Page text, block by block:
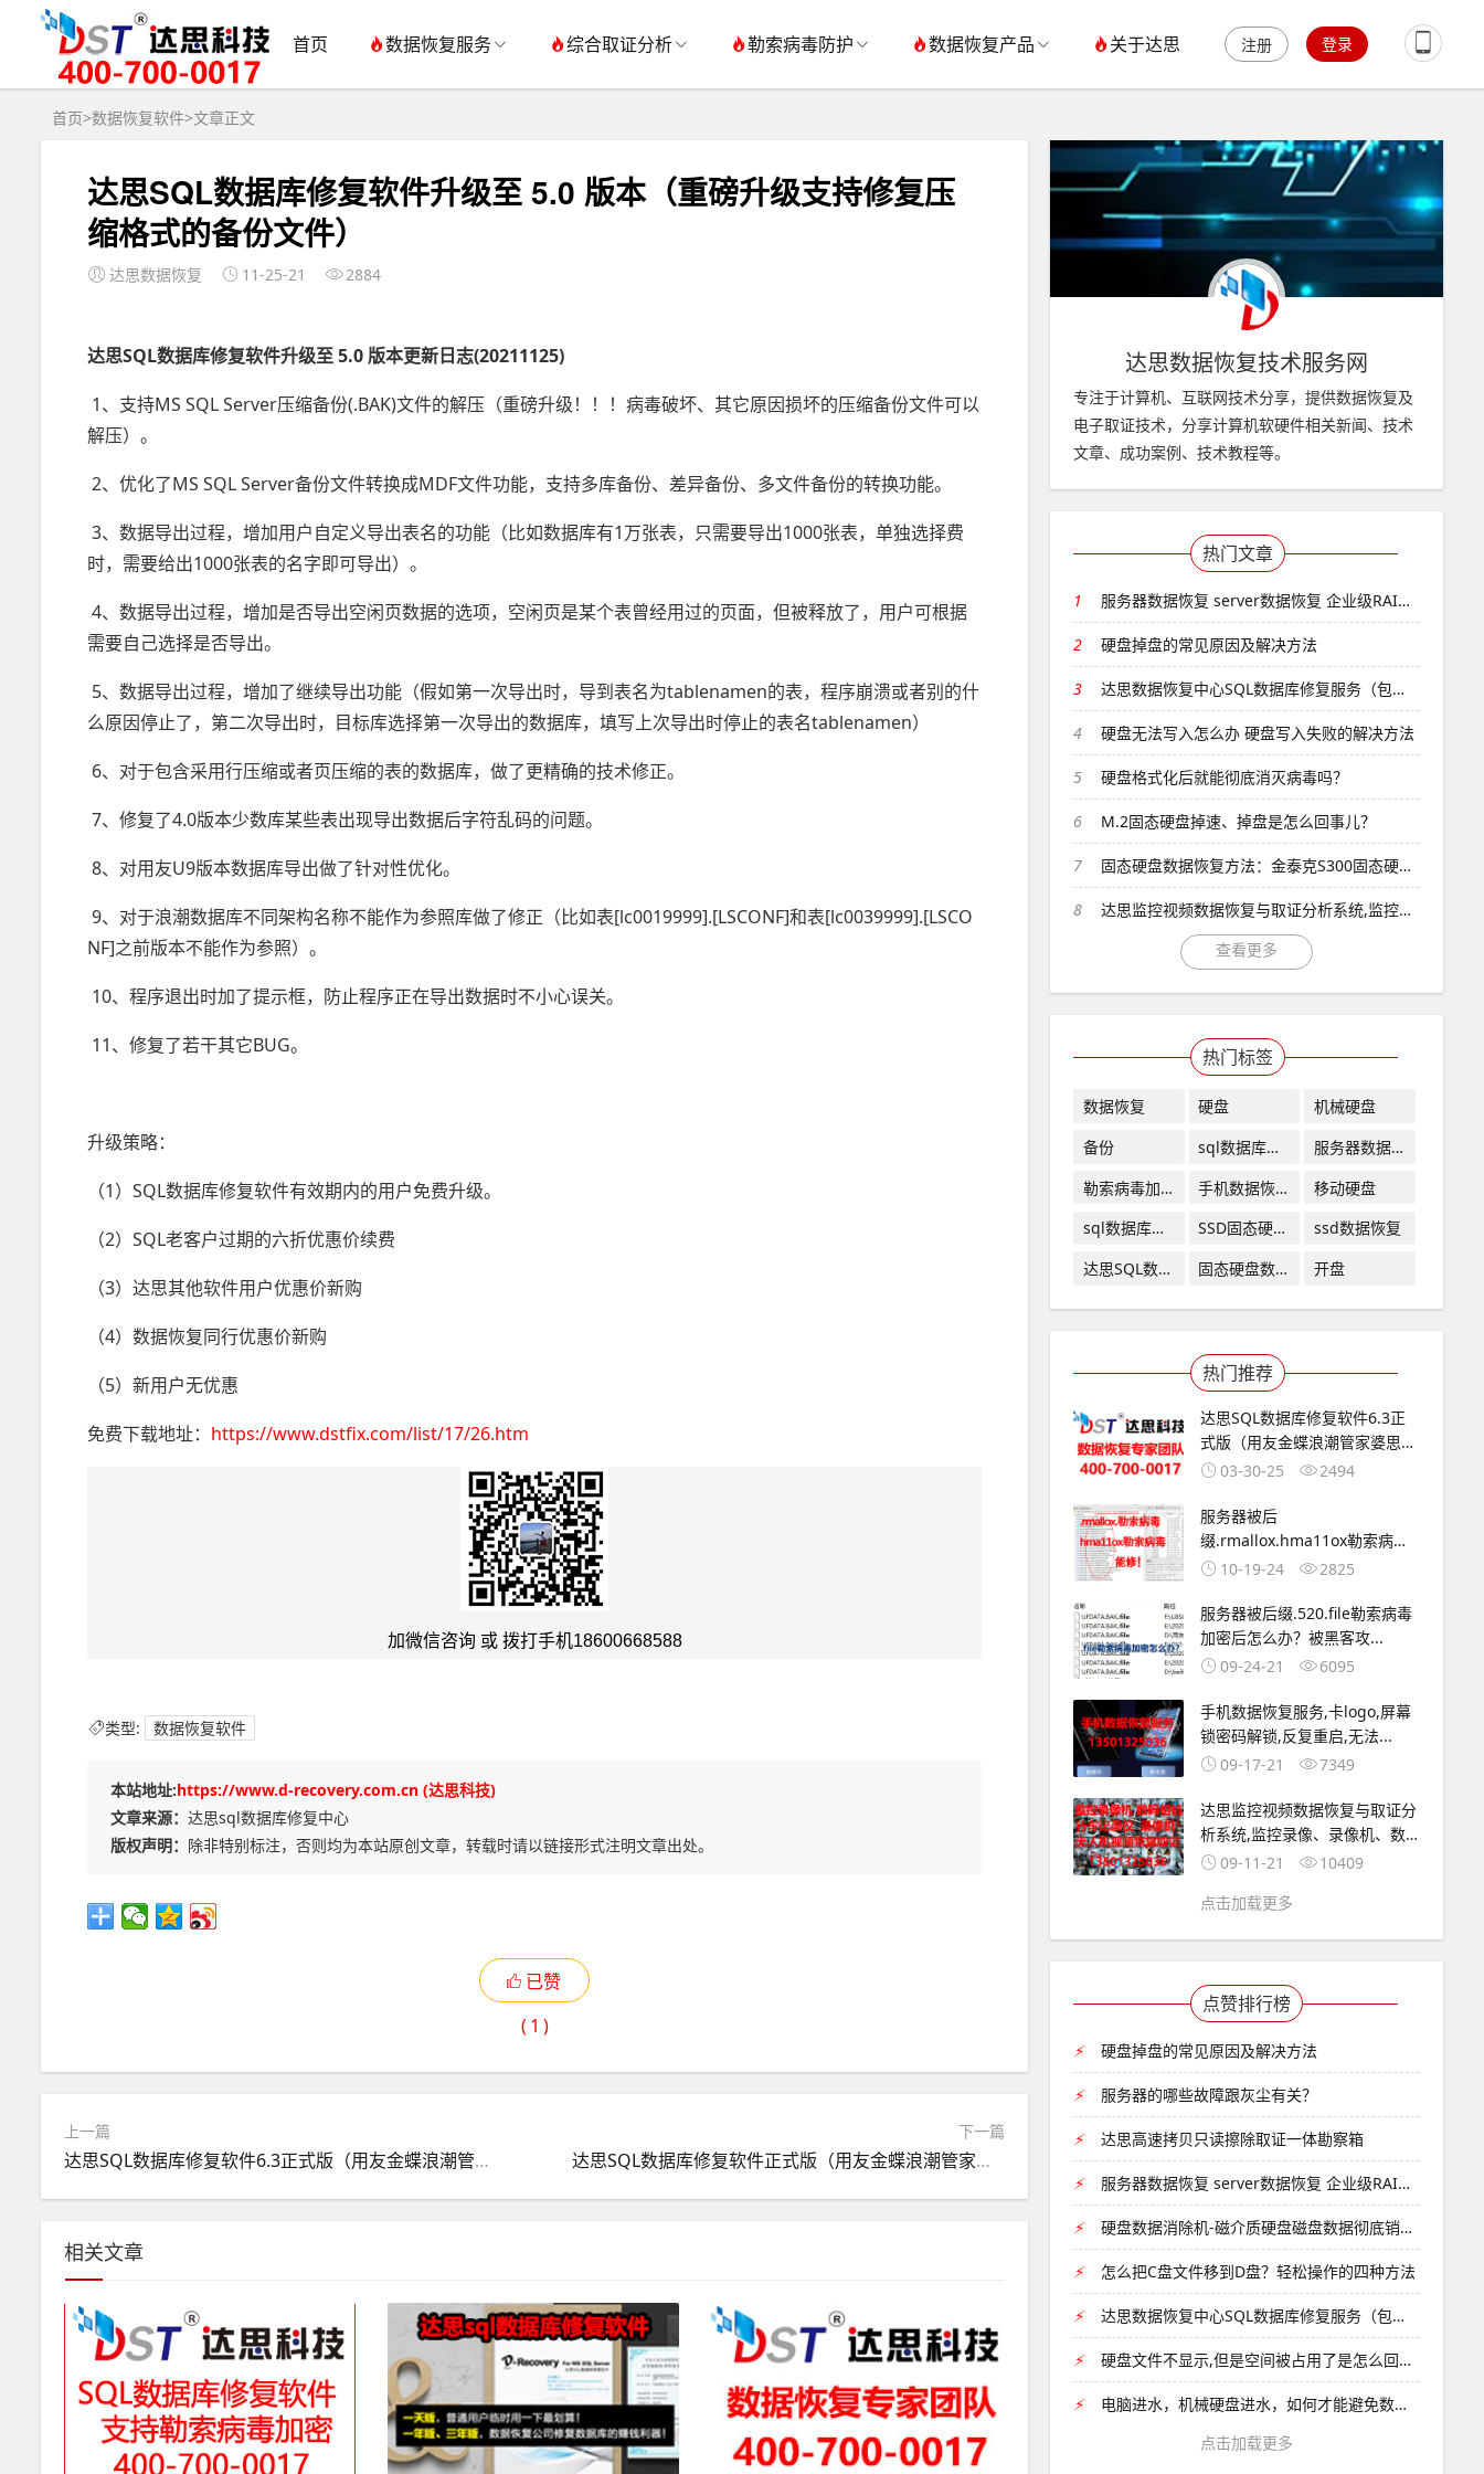
首页 数据恢复服务 综合取证分析 勒索病毒防护 数据恢复产品 关于达思 登录
注册
首页>数据恢复软件>文章正文
达思SQL数据库修复软件升级至 5.0 版本（重磅升级支持修复压
缩格式的备份文件）
达思数据恢复 11-25-21 2884
达思SQL数据库修复软件升级至 5.0 版本更新日志(20211125)
1、支持MS SQL Server压缩备份(.BAK)文件的解压（重磅升级！！！病毒破坏、其它原因损坏的压缩备份文件可以
解压）。
2、优化了MS SQL Server备份文件转换成MDF文件功能，支持多库备份、差异备份、多文件备份的转换功能。
3、数据导出过程，增加用户自定义导出表名的功能（比如数据库有1万张表，只需要导出1000张表，单独选择费
时，需要给出1000张表的名字即可导出）。
4、数据导出过程，增加是否导出空闲页数据的选项，空闲页是某个表曾经用过的页面，但被释放了，用户可根据
需要自己选择是否导出。
5、数据导出过程，增加了继续导出功能（假如第一次导出时，导到表名为tablenamen的表，程序崩溃或者别的什
么原因停止了，第二次导出时，目标库选择第一次导出的数据库，填写上次导出时停止的表名tablenamen）
6、对于包含采用行压缩或者页压缩的表的数据库，做了更精确的技术修正。
7、修复了4.0版本少数库某些表出现导出数据后字符乱码的问题。
8、对用友U9版本数据库导出做了针对性优化。
9、对于浪潮数据库不同架构名称不能作为参照库做了修正（比如表[lc0019999].[LSCONF]和表[lc0039999].[LSCO
NF]之前版本不能作为参照）。
10、程序退出时加了提示框，防止程序正在导出数据时不小心误关。
11、修复了若干其它BUG。
升级策略：
（1）SQL数据库修复软件有效期内的用户免费升级。
（2）SQL老客户过期的六折优惠价续费
（3）达思其他软件用户优惠价新购
（4）数据恢复同行优惠价新购
（5）新用户无优惠
免费下载地址： https://www.dstfix.com/list/17/26.htm
加微信咨询 或 拨打手机18600668588
类型: 数据恢复软件
本站地址:https://www.d-recovery.com.cn (达思科技)
文章来源： 达思sql数据库修复中心
版权声明： 除非特别标注，否则均为本站原创文章，转载时请以链接形式注明文章出处。
已赞
( 1 )
上一篇
达思SQL数据库修复软件6.3正式版（用友金蝶浪潮管家婆思迅浪潮病毒加密修复、支持数据库删除覆盖碎片重组）
下一篇
达思SQL数据库修复软件正式版（用友金蝶浪潮管家婆思迅浪潮病毒加密修复、支持数据库删除覆盖碎片重组）
相关文章
达思数据恢复技术服务网
专注于计算机、互联网技术分享，提供数据恢复及
电子取证技术，分享计算机软硬件相关新闻、技术
文章、成功案例、技术教程等。
热门文章
1 服务器数据恢复 server数据恢复 企业级RAID数据恢复...
2 硬盘掉盘的常见原因及解决方法
3 达思数据恢复中心SQL数据库修复服务（包含sql数据库损坏、...
4 硬盘无法写入怎么办 硬盘写入失败的解决方法
5 硬盘格式化后就能彻底消灭病毒吗？
6 M.2固态硬盘掉速、掉盘是怎么回事儿？
7 固态硬盘数据恢复方法：金泰克S300固态硬盘不认盘了怎么数据...
8
达思监控视频数据恢复与取证分析系统,监控录像、录像机、数码相...
查看更多
热门标签
数据恢复 硬盘
机械硬盘
备份
sql数据库修
服务器数据
勒索病毒加
手机数据恢
移动硬盘
sql数据库修
SSD固态硬盘
ssd数据恢复
达思SQL数据
固态硬盘数
开盘
热门推荐
达思SQL数据库修复软件6.3正
式版（用友金蝶浪潮管家婆思
迅...03-30-25 2494
服务器被后
缀.rmallox.hma11ox勒索病毒
加密了怎...
10-19-24 2825
服务器被后缀.520.file勒索病毒
加密后怎么办？被黑客攻...
09-24-21
6095
手机数据恢复服务,卡logo,屏幕
锁密码解锁,反复重启,无法...
09-17-21
7349
达思监控视频数据恢复与取证分
析系统,监控录像、录像机、数
码相...
09-11-21
10409
点击加载更多
点赞排行榜
⚡ 硬盘掉盘的常见原因及解决方法
⚡ 服务器的哪些故障跟灰尘有关？
⚡ 达思高速拷贝只读擦除取证一体勘察箱
⚡ 服务器数据恢复 server数据恢复 企业级RAID数据恢复...
⚡ 硬盘数据消除机-磁介质硬盘磁盘数据彻底销毁的设备用达思硬盘消...
⚡ 怎么把C盘文件移到D盘？轻松操作的四种方法
⚡ 达思数据恢复中心SQL数据库修复服务（包含sql数据库损坏、...
⚡ 硬盘文件不显示,但是空间被占用了是怎么回事儿？
⚡
电脑进水，机械硬盘进水，如何才能避免数据丢失？
点击加载更多